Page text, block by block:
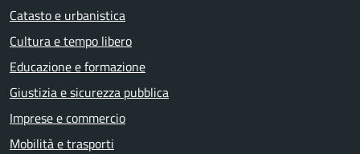
Catasto e urbanistica
Cultura e tempo libero
Educazione e formazione
Giustizia e sicurezza pubblica
Imprese e commercio
Mobilità e trasporti